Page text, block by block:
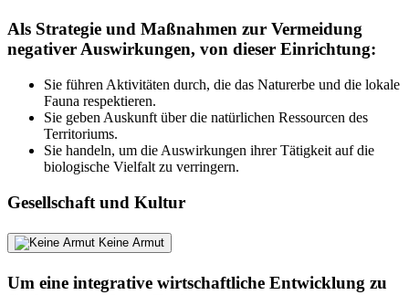
Als Strategie und Maßnahmen zur Vermeidung
negativer Auswirkungen, von dieser Einrichtung:
Sie führen Aktivitäten durch, die das Naturerbe und die lokale
Fauna respektieren.
Sie geben Auskunft über die natürlichen Ressourcen des
Territoriums.
Sie handeln, um die Auswirkungen ihrer Tätigkeit auf die
biologische Vielfalt zu verringern.
Gesellschaft und Kultur
Keine Armut
Um eine integrative wirtschaftliche Entwicklung zu